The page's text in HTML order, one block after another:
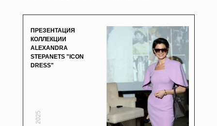
ПРЕЗЕНТАЦИЯ
КОЛЛЕКЦИИ
ALEXANDRA
STEPANETS "ICON
DRESS"
2025